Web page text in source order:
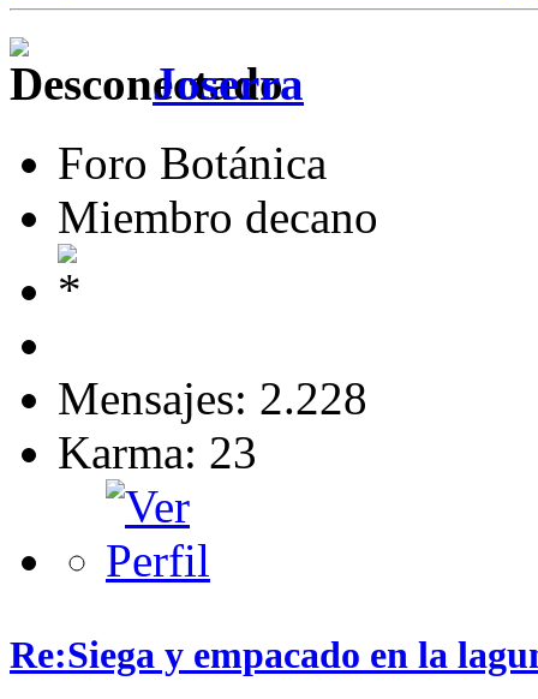
Joserra
Foro Botánica
Miembro decano
Mensajes: 2.228
Karma: 23
Re:Siega y empacado en la